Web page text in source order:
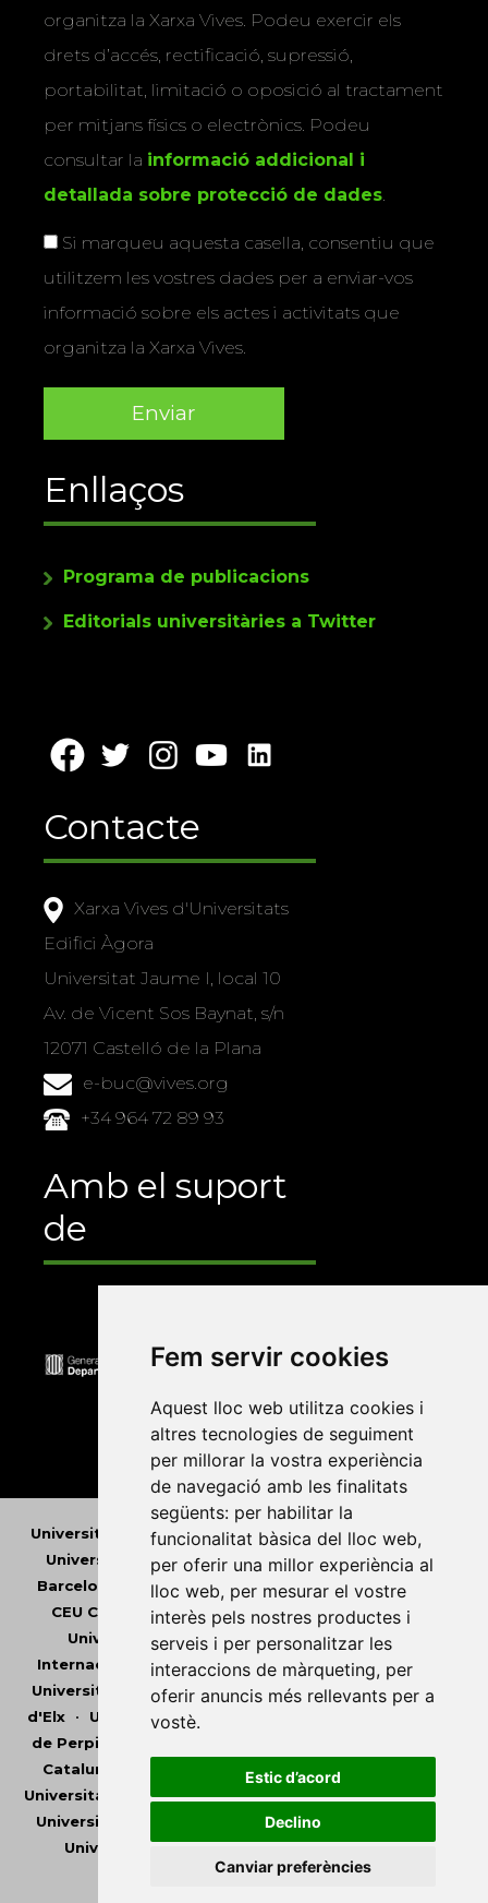
Fem servir cookies
Aquest lloc web utilitza cookies i
altres tecnologies de seguiment
per millorar la vostra experiència
de navegació amb les finalitats
següents: per habilitar la
funcionalitat bàsica del lloc web,
per oferir una millor experiència al
lloc web, per mesurar el vostre
interès pels nostres productes i
serveis i per personalitzar les
interaccions de màrqueting, per
oferir anuncis més rellevants per a
vostè.
Estic d’acord
Declino
Canviar preferències
organitza la Xarxa Vives. Podeu exercir els
drets d’accés, rectificació, supressió,
portabilitat, limitació o oposició al tractament
per mitjans físics o electrònics. Podeu
consultar la informació addicional i
detallada sobre protecció de dades.
Si marqueu aquesta casella, consentiu que
utilitzem les vostres dades per a enviar-vos
informació sobre els actes i activitats que
organitza la Xarxa Vives.
Enllaços
Programa de publicacions
Editorials universitàries a Twitter
Contacte
Xarxa Vives d'Universitats
Edifici Àgora
Universitat Jaume I, local 10
Av. de Vicent Sos Baynat, s/n
12071 Castelló de la Plana
e-buc@vives.org
+34 964 72 89 93
Amb el suport
de
Universitat Abat Oliba CEU•Universitat d'Alacant
Universitat d'Andorra•Universitat Autònoma de
Barcelona
Universitat de Barcelona•Universitat
CEU Cardenal Herrera• Universitat de Girona
Universitat de les Illes Balears•Universitat
Internacional de Catalunya • Universitat Jaume I
Universitat de Lleida •Universitat Miguel Hernández
d'Elx• Universitat Oberta de Catalunya
de Perpinyà Via Domitia
Catalunya
Universitat Politècnica de València
Universitat Pompeu Fabra•Universitat Ramon Llull
Universitat Rovira i Virgili
Universitat de Sàsser
Universitat de València•Universitat de Vic -
Universitat Central de Catalunya